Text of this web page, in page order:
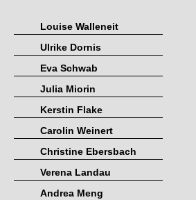
Louise Walleneit
Ulrike Dornis
Eva Schwab
Julia Miorin
Kerstin Flake
Carolin Weinert
Christine Ebersbach
Verena Landau
Andrea Meng